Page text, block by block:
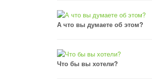
А что вы думаете об этом?
Что бы вы хотели?